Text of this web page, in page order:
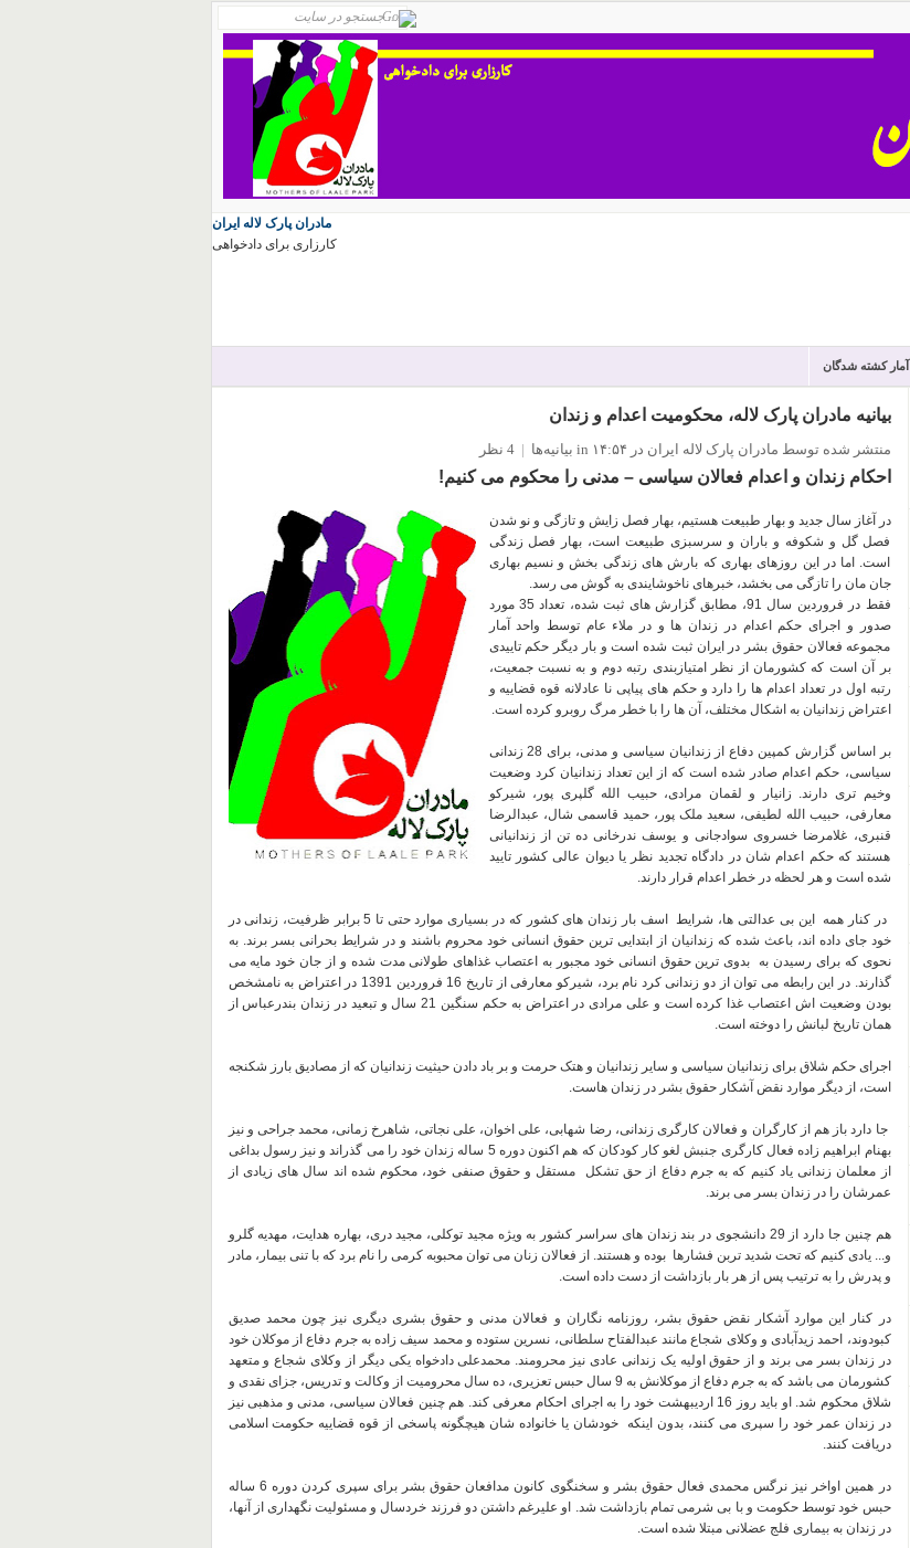
مادران پارک لاله ایران
کارزاری برای دادخواهی
آمار کشته شدگان
بیانیه مادران پارک لاله، محکومیت اعدام و زندان
منتشر شده توسط مادران پارک لاله ایران در ۱۴:۵۴ in بیانیه‌ها | 4 نظر
احکام زندان و اعدام فعالان سیاسی – مدنی را محکوم می کنیم!
در آغاز سال جدید و بهار طبیعت هستیم، بهار فصل زایش و تازگی و نو شدن
فصل گل و شکوفه و باران و سرسبزی طبیعت است، بهار فصل زندگی
است. اما در این روزهای بهاری که بارش های زندگی بخش و نسیم بهاری
جان مان را تازگی می بخشد، خبرهای ناخوشایندی به گوش می رسد.
فقط در فروردین سال 91، مطابق گزارش های ثبت شده، تعداد 35 مورد
صدور و اجرای حکم اعدام در زندان ها و در ملاء عام توسط واحد آمار
مجموعه فعالان حقوق بشر در ایران ثبت شده است و بار دیگر حکم تاییدی
بر آن است که کشورمان
از نظر امتیازبندی رتبه دوم و به نسبت جمعیت،
رتبه اول در تعداد اعدام ها را دارد و حکم های پیاپی نا عادلانه قوه قضاییه و
اعتراض زندانیان به اشکال مختلف، آن ها را با خطر مرگ روبرو کرده است.
بر اساس گزارش کمپین دفاع از زندانیان سیاسی و مدنی، برای 28 زندانی
سیاسی، حکم اعدام صادر شده است که از این تعداد زندانیان کرد وضعیت
وخیم تری دارند. زانیار و لقمان مرادی، حبیب الله گلپری پور، شیرکو
معارفی، حبیب الله لطیفی، سعید ملک پور، حمید قاسمی شال، عبدالرضا
قنبری، غلامرضا خسروی سوادجانی و یوسف ندرخانی ده تن از زندانیانی
هستند که حکم اعدام شان در دادگاه تجدید نظر یا دیوان عالی کشور تایید
شده است و هر لحظه در خطر اعدام قرار دارند.
در کنار همه این بی عدالتی ها، شرایط اسف بار زندان های کشور که در بسیاری موارد حتی تا 5 برابر ظرفیت، زندانی در
خود جای داده اند، باعث شده که زندانیان از ابتدایی ترین حقوق انسانی خود محروم باشند و در شرایط بحرانی بسر برند. به
نحوی که برای رسیدن به
بدوی ترین حقوق انسانی خود مجبور به اعتصاب غذاهای طولانی مدت شده و از جان خود مایه می
گذارند. در این رابطه می توان از دو زندانی کرد نام برد، شیرکو معارفی از تاریخ 16 فروردین 1391 در اعتراض به نامشخص
بودن وضعیت اش اعتصاب غذا کرده است و علی مرادی در اعتراض به حکم سنگین 21 سال و تبعید در زندان بندرعباس
از
همان تاریخ لبانش را دوخته است.
اجرای حکم شلاق برای زندانیان سیاسی و سایر زندانیان و هتک حرمت و بر باد دادن حیثیت زندانیان که از مصادیق بارز شکنجه
است، از دیگر موارد نقض آشکار حقوق بشر در زندان هاست.
جا دارد باز هم از کارگران و فعالان کارگری زندانی، رضا شهابی، علی اخوان، علی نجاتی، شاهرخ زمانی، محمد جراحی و نیز
بهنام ابراهیم زاده فعال کارگری جنبش لغو کار کودکان که هم اکنون دوره 5 ساله زندان خود را می گذراند و نیز رسول بداغی
از معلمان زندانی یاد کنیم که به جرم دفاع از حق تشکل مستقل و حقوق صنفی خود، محکوم شده اند سال های زیادی از
عمرشان را در زندان بسر می برند.
هم چنین جا دارد از 29 دانشجوی در بند زندان های سراسر کشور به ویژه مجید توکلی، مجید دری، بهاره هدایت، مهدیه گلرو
و... یادی کنیم که تحت شدید تربن فشارها بوده و هستند. از فعالان زنان می توان محبوبه کرمی را نام برد که با تنی بیمار، مادر
و پدرش را به ترتیب پس از هر بار بازداشت از دست داده است.
در کنار این موارد آشکار نقض حقوق بشر، روزنامه نگاران و فعالان مدنی و حقوق بشری دیگری نیز چون محمد صدیق
کبودوند، احمد زیدآبادی و وکلای شجاع مانند عبدالفتاح سلطانی، نسرین ستوده و محمد سیف زاده به جرم دفاع از موکلان خود
در زندان بسر می برند و از حقوق اولیه یک زندانی عادی نیز محرومند. محمدعلی دادخواه یکی دیگر از وکلای شجاع و متعهد
کشورمان می باشد که به جرم دفاع از موکلانش به 9 سال حبس تعزیری، ده سال محرومیت از وکالت و تدریس، جزای نقدی و
شلاق محکوم شد. او باید روز 16 اردیبهشت خود را به اجرای احکام معرفی کند. هم چنین فعالان سیاسی، مدنی و مذهبی نیز
در زندان عمر خود را سپری می کنند، بدون اینکه خودشان یا خانواده شان هیچگونه پاسخیاز قوه قضاییه حکومت اسلامی
دریافت کنند.
در همین اواخر نیز نرگس محمدی فعال حقوق بشر و سخنگوی کانون مدافعان حقوق بشر برای سپری کردن دوره 6 ساله
حبس خودتوسط حکومت و با بی شرمی تمام بازداشت شد. او علیرغم داشتن دو فرزند خردسال و مسئولیت نگهداری از آنها،
در زندان به بیماری فلج عضلانی مبتلا شده است.